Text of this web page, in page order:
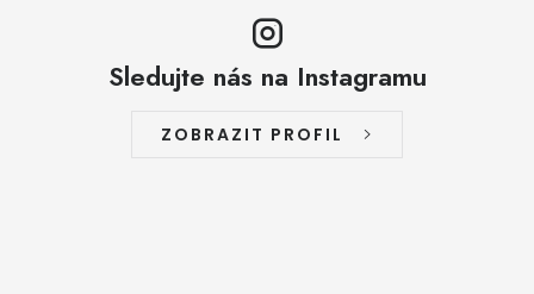
Sledujte nás na Instagramu
ZOBRAZIT PROFIL